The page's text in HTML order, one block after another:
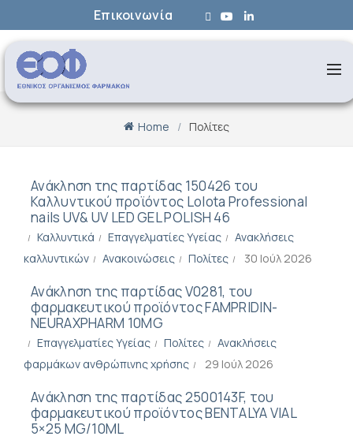
Επικοινωνία
Home Πολίτες
Ανάκληση της παρτίδας 150426 του
Καλλυντικού προϊόντος Lolota Professional
nails UV& UV LED GEL POLISH 46
Καλλυντικά Επαγγελματίες Υγείας
Ανακλήσεις
καλλυντικών
Ανακοινώσεις Πολίτες 30 Ιούλ 2026
Ανάκληση της παρτίδας V0281, του
φαρμακευτικού προϊόντος FAMPRIDIN-
NEURAXPHARM 10MG
Επαγγελματίες Υγείας Πολίτες
Ανακλήσεις
φαρμάκων ανθρώπινης χρήσης
29 Ιούλ 2026
Ανάκληση της παρτίδας 2500143F, του
φαρμακευτικού προϊόντος BENTALYA VIAL
5×25 MG/10ML